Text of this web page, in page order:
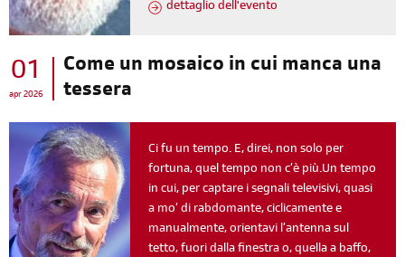
dettaglio dell'evento
01
apr 2026
Come un mosaico in cui manca una
tessera
Ci fu un tempo. E, direi, non solo per
fortuna, quel tempo non c’è più.Un tempo
in cui, per captare i segnali televisivi, quasi
a mo’ di rabdomante, ciclicamente e
manualmente, orientavi l’antenna sul
tetto, fuori dalla finestra o, quella a baffo,